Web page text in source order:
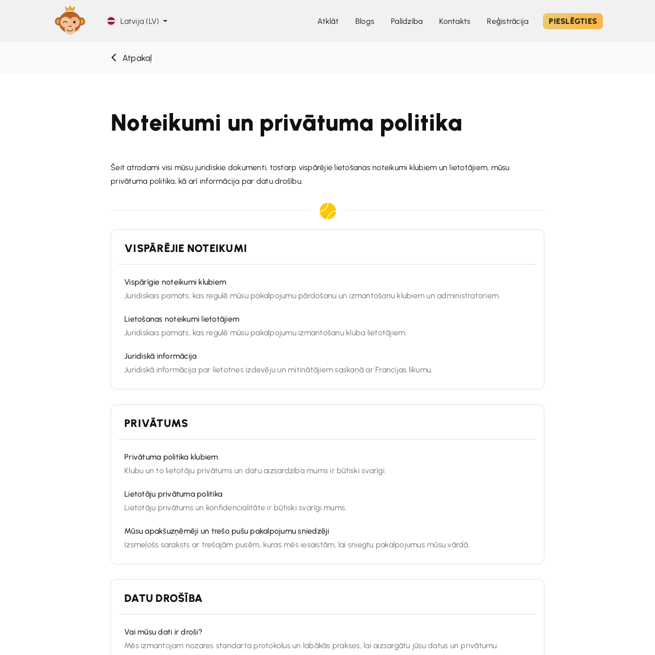
Latvija (LV) Atklāt Blogs Palīdzība Kontakts Reģistrācija PIESLĒGTIES
Atpakaļ
Noteikumi un privātuma politika
Šeit atrodami visi mūsu juridiskie dokumenti, tostarp vispārējie lietošanas noteikumi klubiem un lietotājiem, mūsu
privātuma politika, kā arī informācija par datu drošību.
VISPĀRĒJIE NOTEIKUMI
Vispārīgie noteikumi klubiem
Juridiskais pamats, kas regulē mūsu pakalpojumu pārdošanu un izmantošanu klubiem un administratoriem.
Lietošanas noteikumi lietotājiem
Juridiskais pamats, kas regulē mūsu pakalpojumu izmantošanu kluba lietotājiem.
Juridiskā informācija
Juridiskā informācija par lietotnes izdevēju un mitinātājiem saskaņā ar Francijas likumu.
PRIVĀTUMS
Privātuma politika klubiem
Klubu un to lietotāju privātums un datu aizsardzība mums ir būtiski svarīgi.
Lietotāju privātuma politika
Lietotāju privātums un konfidencialitāte ir būtiski svarīgi mums.
Mūsu apakšuzņēmēji un trešo pušu pakalpojumu sniedzēji
Izsmeļošs saraksts ar trešajām pusēm, kuras mēs iesaistām, lai sniegtu pakalpojumus mūsu vārdā.
DATU DROŠĪBA
Vai mūsu dati ir droši?
Mēs izmantojam nozares standarta protokolus un labākās prakses, lai aizsargātu jūsu datus un privātumu.